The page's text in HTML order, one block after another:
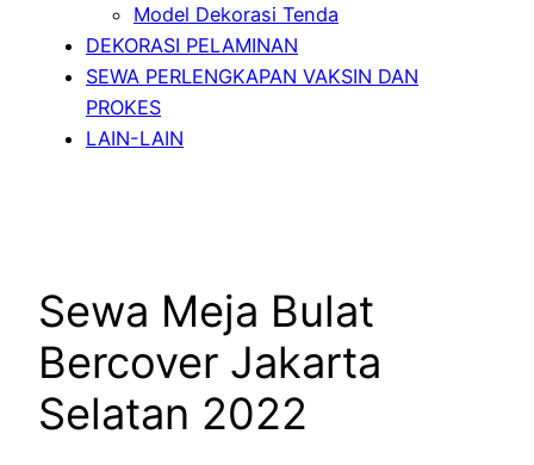
Model Dekorasi Tenda
DEKORASI PELAMINAN
SEWA PERLENGKAPAN VAKSIN DAN
PROKES
LAIN-LAIN
Sewa Meja Bulat
Bercover Jakarta
Selatan 2022